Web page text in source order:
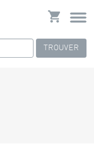
TROUVER